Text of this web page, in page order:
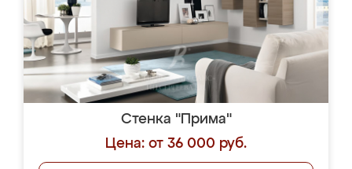
Стенка "Прима"
Цена: от 36 000 руб.